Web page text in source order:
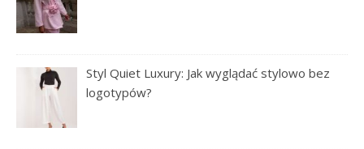
Styl Quiet Luxury: Jak wyglądać stylowo bez
logotypów?